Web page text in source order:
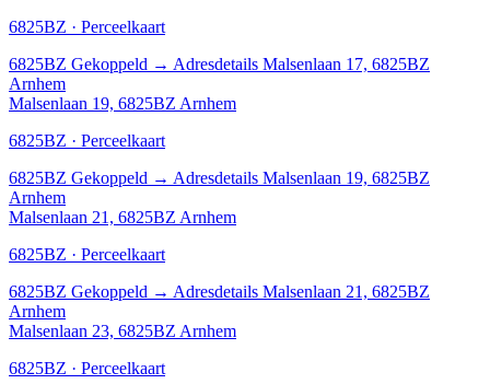
6825BZ · Perceelkaart
6825BZ Gekoppeld → Adresdetails Malsenlaan 17, 6825BZ
Arnhem
Malsenlaan 19, 6825BZ Arnhem
6825BZ · Perceelkaart
6825BZ Gekoppeld → Adresdetails Malsenlaan 19, 6825BZ
Arnhem
Malsenlaan 21, 6825BZ Arnhem
6825BZ · Perceelkaart
6825BZ Gekoppeld → Adresdetails Malsenlaan 21, 6825BZ
Arnhem
Malsenlaan 23, 6825BZ Arnhem
6825BZ · Perceelkaart